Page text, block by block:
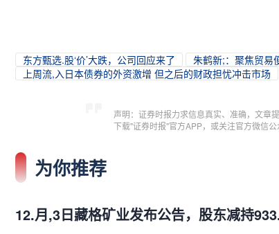
东方甄选.股‘价’大跌，公司回应来了
朱鹤新;：聚焦贸易
上周流,入日本债券的外资激增 但之后的财政担忧冲击市场
声明：证券时报力求信息真实、准确，文章
下载"证券时报"官方APP，或关注官方微信
为你推荐
12.月,3日藏格矿业发布公告，股东减持